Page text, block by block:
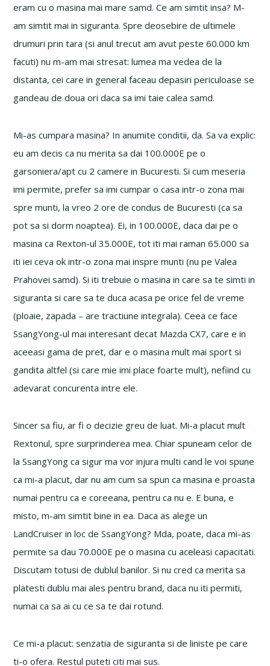
eram cu o masina mai mare samd. Ce am simtit insa? M-
am simtit mai in siguranta. Spre deosebire de ultimele
drumuri prin tara (si anul trecut am avut peste 60.000 km
facuti) nu m-am mai stresat: lumea ma vedea de la
distanta, cei care in general faceau depasiri periculoase se
gandeau de doua ori daca sa imi taie calea samd.
Mi-as cumpara masina? In anumite conditii, da. Sa va explic:
eu am decis ca nu merita sa dai 100.000E pe o
garsoniera/apt cu 2 camere in Bucuresti. Si cum meseria
imi permite, prefer sa imi cumpar o casa intr-o zona mai
spre munti, la vreo 2 ore de condus de Bucuresti (ca sa
pot sa si dorm noaptea). Ei, in 100.000E, daca dai pe o
masina ca Rexton-ul 35.000E, tot iti mai raman 65.000 sa
iti iei ceva ok intr-o zona mai inspre munti (nu pe Valea
Prahovei samd). Si iti trebuie o masina in care sa te simti in
siguranta si care sa te duca acasa pe orice fel de vreme
(ploaie, zapada – are tractiune integrala). Ceea ce face
SsangYong-ul mai interesant decat Mazda CX7, care e in
aceeasi gama de pret, dar e o masina mult mai sport si
gandita altfel (si care mie imi place foarte mult), nefiind cu
adevarat concurenta intre ele.
Sincer sa fiu, ar fi o decizie greu de luat. Mi-a placut mult
Rextonul, spre surprinderea mea. Chiar spuneam celor de
la SsangYong ca sigur ma vor injura multi cand le voi spune
ca mi-a placut, dar nu am cum sa spun ca masina e proasta
numai pentru ca e coreeana, pentru ca nu e. E buna, e
misto, m-am simtit bine in ea. Daca as alege un
LandCruiser in loc de SsangYong? Mda, poate, daca mi-as
permite sa dau 70.000E pe o masina cu aceleasi capacitati.
Discutam totusi de dublul banilor. Si nu cred ca merita sa
platesti dublu mai ales pentru brand, daca nu iti permiti,
numai ca sa ai cu ce sa te dai rotund.
Ce mi-a placut: senzatia de siguranta si de liniste pe care
ti-o ofera. Restul puteti citi mai sus.